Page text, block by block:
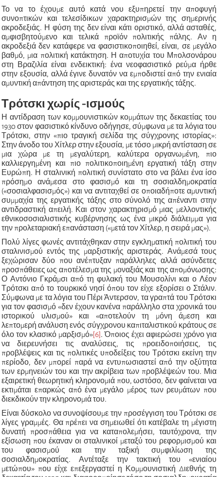
Το να το έχουμε αυτό κατά νου εξυπηρετεί την αποφυγή
συνοπτικών και τελεσίδικων χαρακτηρισμών της σημερινής
ακροδεξιάς. Η φύση της δεν είναι κάτι οριστικό, αλλά ασταθές,
αμφισβητούμενο και τελικά προϊόν πολιτικής πάλης. Αν η
ακροδεξιά δεν κατάφερε να φασιστικοποιηθεί, είναι, σε μεγάλο
βαθμό, μια πολιτική κατάκτηση. Η αποτυχία του Μπολσονάρου
στη Βραζιλία είναι ενδεικτική: ένα νεοφασιστικό ρεύμα ήρθε
στην εξουσία, αλλά έγινε δυνατόν να εμποδιστεί από την ενιαία
αμυντική απάντηση της αριστεράς και της εργατικής τάξης.
Τρότσκι χωρίς -ισμούς
Η αντίδραση των κομμουνιστικών κομμάτων της δεκαετίας του
1930 στον φασιστικό κίνδυνο οδήγησε, σύμφωνα με τα λόγια του
Τρότσκι, στην «πιο τραγική σελίδα της σύγχρονης ιστορίας»:
Στην άνοδο του Χίτλερ στην εξουσία, με τόσο μικρή αντίσταση σε
μια χώρα με τη μεγαλύτερη, καλύτερα οργανωμένη, πιο
καλλιεργημένη και πιο πολιτικοποιημένη εργατική τάξη στην
Ευρώπη. Η σταλινική πολιτική συνίστατο στο να βάλει ένα ίσο
πρόσημο ανάμεσα στο φασισμό και τη σοσιαλδημοκρατία
(«σοσιαλφασισμός») και να αντιταχθεί σε οποιαδήποτε αμυντική
συμμαχία της εργατικής τάξης στο σύνολό της απέναντι στην
αντιδραστική απειλή. Και στον χαρακτηρισμό μιας μελλοντικής
εθνικοσοσιαλιστικής κυβέρνησης ως ένα μικρό διάλειμμα για
την προλεταριακή επανάσταση («μετά τον Χίτλερ, η σειρά μας»).
Πολύ λίγες φωνές αντιτάχθηκαν στην εγκληματική πολιτική του
σταλινισμού εντός της μαρξιστικής αριστεράς. Ανάμεσά τους
ξεχώρισαν δύο που ανέπτυξαν παράλληλες αλλά ασύνδετες
προσπάθειες ως αποτέλεσμα της μοναξιάς και της απομόνωσης:
Ο Αντόνιο Γκράμσι από τη φυλακή του Μουσολίνι και ο Λέον
Τρότσκι από το τουρκικό νησί όπου τον είχε εξορίσει ο Στάλιν.
Σύμφωνα με τα λόγια του Πέρι Άντερσον, τα γραπτά του Τρότσκι
για τον φασισμό «δεν έχουν κανένα παράλληλο στα χρονικά του
ιστορικού υλισμού» και «αποτελούν τη μόνη άμεση και
λεπτομερή ανάλυση ενός σύγχρονου καπιταλιστικού κράτους σε
όλο τον κλασικό μαρξισμό»[6]. Όποιος έχει αφιερώσει χρόνο για
να διερευνήσει τις αναλύσεις, τις προειδοποιήσεις, τις
προβλέψεις και τις πολιτικές υποδείξεις του Τρότσκι εκείνη την
περίοδο, δεν μπορεί παρά να εντυπωσιαστεί από την οξύτητα
των ερμηνειών του και την ακρίβεια των προβλέψεών του. Μια
εξαιρετική θεωρητική κληρονομιά που, ωστόσο, δεν φαίνεται να
εκτιμάται επαρκώς από ένα μεγάλο μέρος των ρευμάτων που
διεκδικούν την κληρονομιά του.
Είναι δύσκολο να συνοψίσουμε την προσέγγιση του Τρότσκι σε
λίγες γραμμές. Θα πρέπει να σημειωθεί ότι κατέβαλε τη μέγιστη
δυνατή προσπάθεια για να καταπολεμήσει, ταυτόχρονα, την
εξίσωση που έκαναν οι σταλινικοί μεταξύ του ρεφορμισμού και
του φασισμού και την ταξική συμφιλίωση της
σοσιαλδημοκρατίας. Αντέταξε την τακτική του «ενιαίου
μετώπου» που είχε επεξεργαστεί η Κομμουνιστική Διεθνής τη